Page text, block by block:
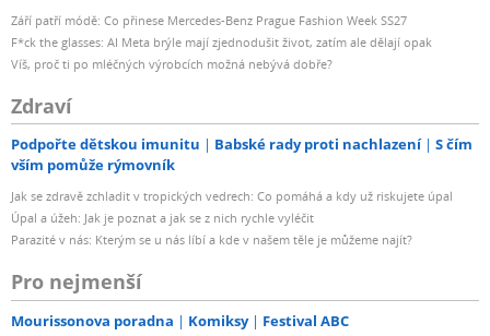
Září patří módě: Co přinese Mercedes-Benz Prague Fashion Week SS27
F*ck the glasses: AI Meta brýle mají zjednodušit život, zatím ale dělají opak
Víš, proč ti po mléčných výrobcích možná nebývá dobře?
Zdraví
Podpořte dětskou imunitu Babské rady proti nachlazení
S čím
vším pomůže rýmovník
Jak se zdravě zchladit v tropických vedrech: Co pomáhá a kdy už riskujete úpal
Úpal a úžeh: Jak je poznat a jak se z nich rychle vyléčit
Parazité v nás: Kterým se u nás líbí a kde v našem těle je můžeme najít?
Pro nejmenší
Mourissonova poradna Komiksy Festival ABC